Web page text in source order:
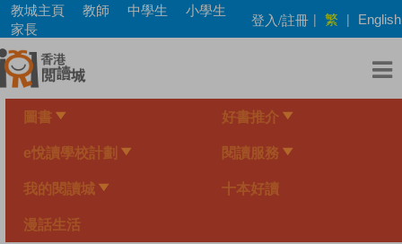
Skip
main
content
教城主頁 教師 中學生
小學生
家長
登入/註冊 | 繁 | English
圖書 好書推介
e悅讀學校計劃 閱讀服務
我的閱讀城 十本好讀
漫話生活